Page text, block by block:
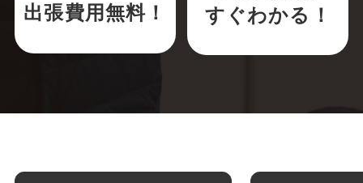
出張費用無料！ すぐわかる！